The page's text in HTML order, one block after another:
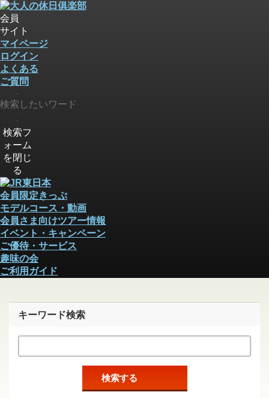
会員
サイト
マイページ
ログイン
よくある
ご質問
検索フ
ォーム
を閉じ
る
会員限定きっぷ
モデルコース・動画
会員さま向けツアー情報
イベント・キャンペーン
ご優待・サービス
趣味の会
ご利用ガイド
キーワード検索
検索する